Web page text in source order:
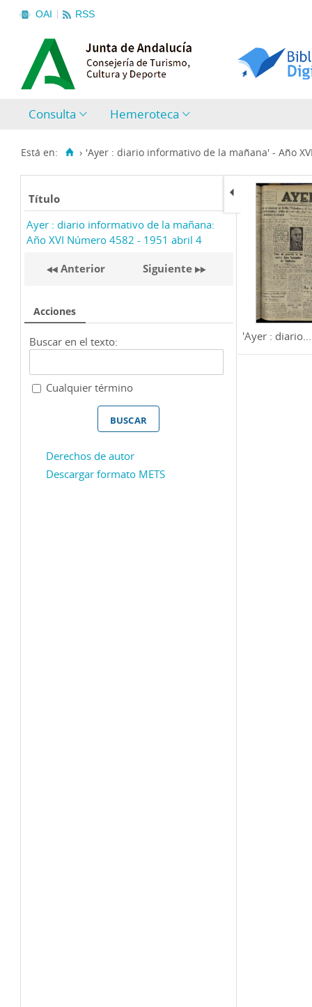
OAI RSS
Consulta Hemeroteca
Está en: › 'Ayer : diario informativo de la mañana' - Año
Título
Ayer : diario informativo de la mañana:
Año XVI Número 4582 - 1951 abril 4
Anterior Siguiente
Acciones
Buscar en el texto:
Cualquier término
Derechos de autor
Descargar formato METS
'Ayer : diario...